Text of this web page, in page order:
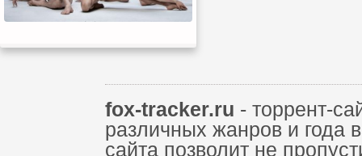
fox-tracker.ru - торрент-
различных жанров и года
сайта позволит не